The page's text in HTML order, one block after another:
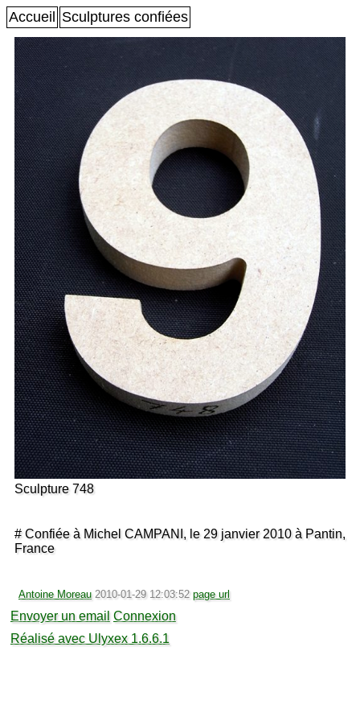
Accueil Sculptures confiées
Sculpture 748
# Confiée à Michel CAMPANI, le 29 janvier 2010 à Pantin,
France
Antoine Moreau 2010-01-29 12:03:52 page url
Envoyer un email Connexion
Réalisé avec Ulyxex 1.6.6.1